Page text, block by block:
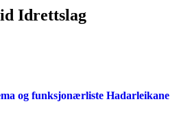
Idrettslag
og funksjonærliste Hadarleikane